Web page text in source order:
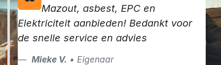
Mazout, asbest, EPC en
Elektriciteit aanbieden! Bedankt voor
de snelle service en advies
Mieke V. • Eigenaar